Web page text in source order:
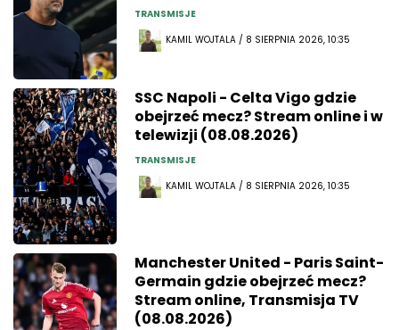
TRANSMISJE
KAMIL WOJTALA / 8 SIERPNIA 2026, 10:35
SSC Napoli - Celta Vigo gdzie
obejrzeć mecz? Stream online i w
telewizji (08.08.2026)
TRANSMISJE
KAMIL WOJTALA / 8 SIERPNIA 2026, 10:35
Manchester United - Paris Saint-
Germain gdzie obejrzeć mecz?
Stream online, Transmisja TV
(08.08.2026)